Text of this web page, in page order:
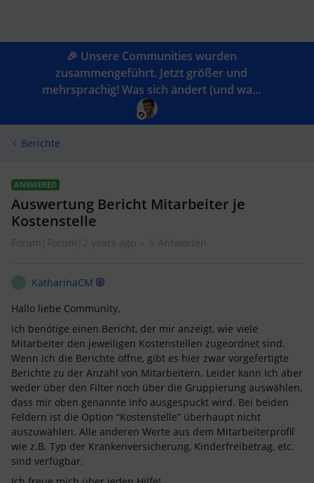
🎉 Unsere Communities wurden
zusammengeführt. Jetzt größer und
mehrsprachig! Was sich ändert (und wa...
Berichte
ANSWERED
Auswertung Bericht Mitarbeiter je
Kostenstelle
Forum|Forum|2 years ago 5 Antworten
KatharinaCM
Hallo liebe Community,
ich benötige einen Bericht, der mir anzeigt, wie viele
Mitarbeiter den jeweiligen Kostenstellen zugeordnet sind.
Wenn ich die Berichte öffne, gibt es hier zwar vorgefertigte
Berichte zu der Anzahl von Mitarbeitern. Leider kann ich aber
weder über den Filter noch über die Gruppierung auswählen,
dass mir oben genannte Info ausgespuckt wird. Bei beiden
Feldern ist die Option “Kostenstelle” überhaupt nicht
auszuwählen. Alle anderen Werte aus dem Mitarbeiterprofil
wie z.B. Typ der Krankenversicherung, Kinderfreibetrag, etc.
sind verfügbar.